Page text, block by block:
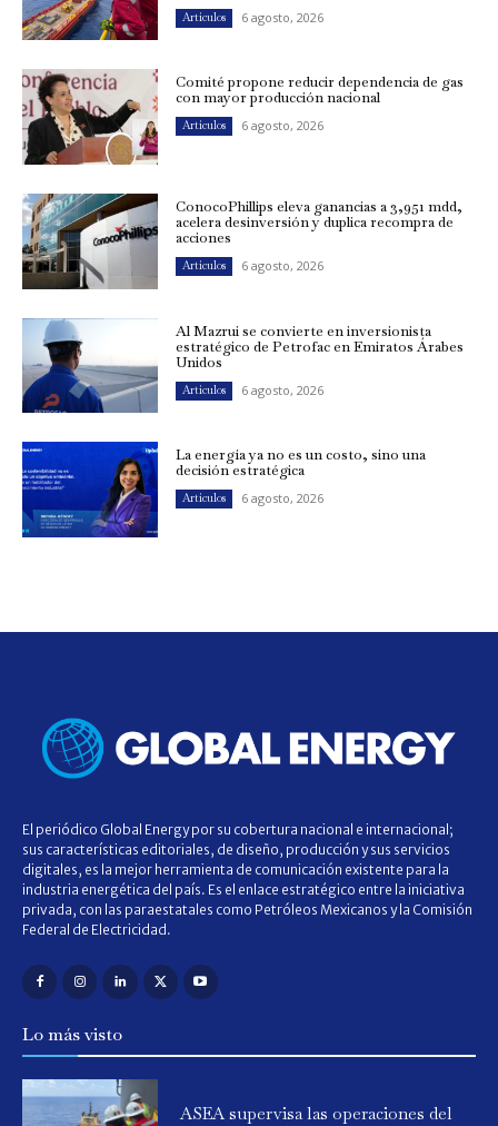
Artículos 6 agosto, 2026
Comité propone reducir dependencia de gas
con mayor producción nacional
Artículos 6 agosto, 2026
ConocoPhillips eleva ganancias a 3,951 mdd,
acelera desinversión y duplica recompra de
acciones
Artículos 6 agosto, 2026
Al Mazrui se convierte en inversionista
estratégico de Petrofac en Emiratos Árabes
Unidos
Artículos 6 agosto, 2026
La energía ya no es un costo, sino una
decisión estratégica
Artículos 6 agosto, 2026
El periódico Global Energy por su cobertura nacional e internacional;
sus características editoriales, de diseño, producción y sus servicios
digitales, es la mejor herramienta de comunicación existente para la
industria energética del país. Es el enlace estratégico entre la iniciativa
privada, con las paraestatales como Petróleos Mexicanos y la Comisión
Federal de Electricidad.
Lo más visto
ASEA supervisa las operaciones del